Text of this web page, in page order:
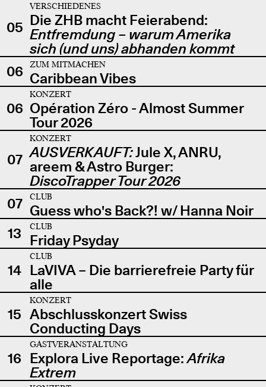
05
VERSCHIEDENES
Die ZHB macht Feierabend:
Entfremdung – warum Amerika
sich (und uns) abhanden kommt
06
ZUM MITMACHEN
Caribbean Vibes
06
KONZERT
Opération Zéro - Almost Summer
Tour 2026
07
KONZERT
AUSVERKAUFT:Jule X, ANRU,
areem & Astro Burger:
DiscoTrapper Tour 2026
07
CLUB
Guess who's Back?! w/ Hanna Noir
13
CLUB
Friday Psyday
14
CLUB
LaVIVA – Die barrierefreie Party für
alle
15
KONZERT
Abschlusskonzert Swiss
Conducting Days
16
GASTVERANSTALTUNG
Explora Live Reportage:Afrika
Extrem